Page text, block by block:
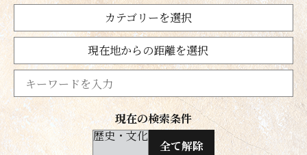
カテゴリーを選択
現在地からの距離を選択
現在の検索条件
歴史・文化
全て解除